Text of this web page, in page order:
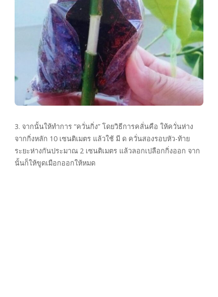
3. จากนั้นให้ทำการ “ควั่นกิ่ง” โดยวิธีการคลั่นคือ ให้ควั่นห่าง
จากกิ่งหลัก 10 เซนติเมตร แล้วใช้ มี ด ควั่นสองรอบหัว-ท้าย
ระยะห่างกันประมาณ 2 เซนติเมตร แล้วลอกเปลือกกิ่งออก จาก
นั้นก็ให้ขูดเมือกออกให้หมด